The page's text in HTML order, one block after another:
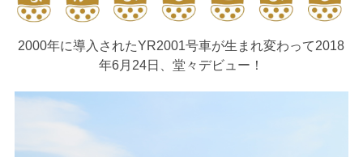
2000年に導入されたYR2001号車が生まれ変わって2018
年6月24日、堂々デビュー！